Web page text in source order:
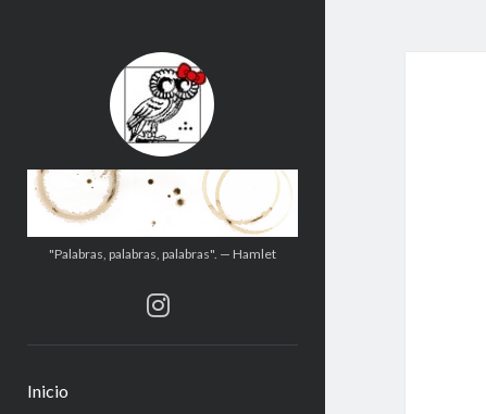
.:.Calito(h)eces.:.
"Palabras, palabras, palabras". — Hamlet
instagram
Inicio